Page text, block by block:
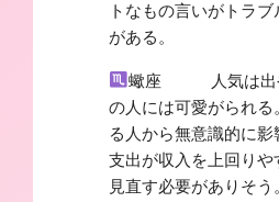
トなもの言いがトラブ
がある。
蠍座 人気は出や
の人には可愛がられる
る人から無意識的に影
支出が収入を上回りや
見直す必要がありそう